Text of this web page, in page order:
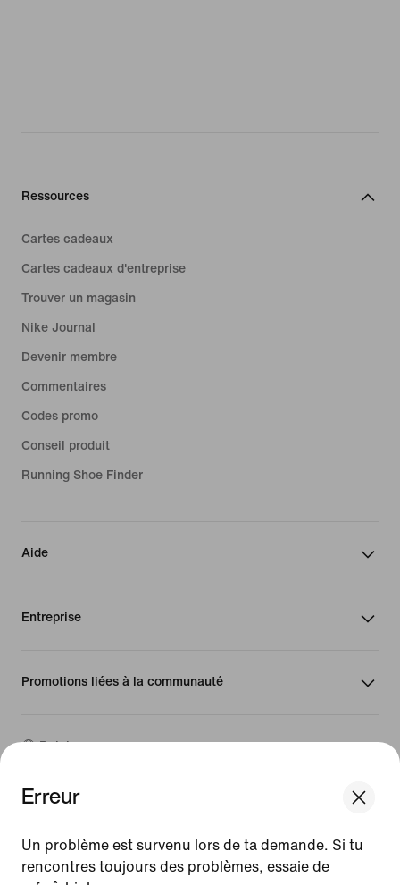
Update your location?
Erreur
Un problème est survenu lors de ta demande. Si tu
rencontres toujours des problèmes, essaie de
Ressources
Cartes cadeaux
Cartes cadeaux d'entreprise
Trouver un magasin
Nike Journal
Devenir membre
Commentaires
Codes promo
Conseil produit
Running Shoe Finder
Aide
Entreprise
Promotions liées à la communauté
Belgique
Conditions d'utilisation
Conditions générales de vente